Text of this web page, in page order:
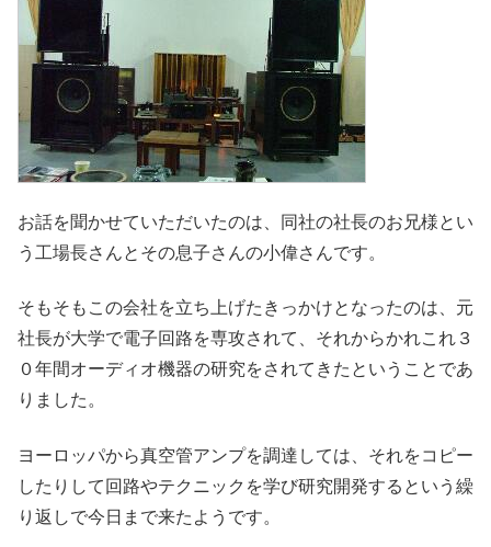
お話を聞かせていただいたのは、同社の社長のお兄様とい
う工場長さんとその息子さんの小偉さんです。
そもそもこの会社を立ち上げたきっかけとなったのは、元
社長が大学で電子回路を専攻されて、それからかれこれ３
０年間オーディオ機器の研究をされてきたということであ
りました。
ヨーロッパから真空管アンプを調達しては、それをコピー
したりして回路やテクニックを学び研究開発するという繰
り返しで今日まで来たようです。